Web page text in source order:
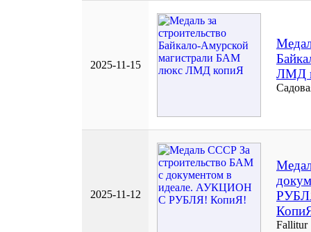
2025-11-15
ЛМД
2025-11-12
Fallitur